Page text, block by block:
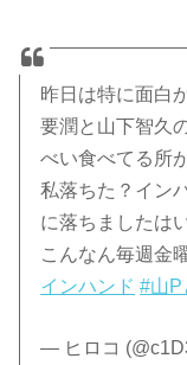
昨日は特に面白
要潤と山下智久
べい食べてる所
私落ちた？イン
に落ちましたは
こんなん毎週金
インハンド #山P
— ヒロコ